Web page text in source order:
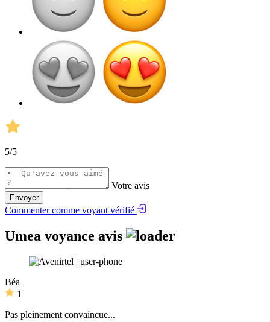
5/5
Votre avis
Envoyer
Commenter comme voyant vérifié
Umea voyance avis
Béa
1
Pas pleinement convaincue...